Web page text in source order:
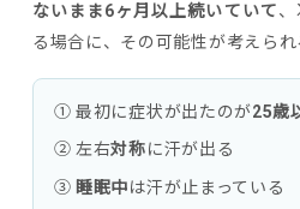
ないまま6ヶ月以上続いていて、
る場合に、その可能性が考えられ
① 最初に症状が出たのが25歳
② 左右対称に汗が出る
③ 睡眠中は汗が止まっている